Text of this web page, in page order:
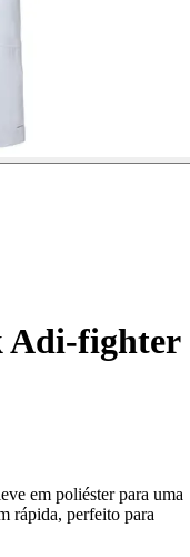
Adi-fighter
em poliéster para uma
rápida, perfeito para